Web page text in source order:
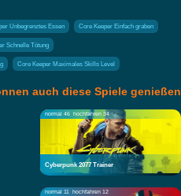
Unbegrenztes Essen Core Keeper Einfach graben
Schnelle Tötung
Core Keeper Maximales Skills Level
auch diese Spiele genießen
normal 46 hochfahren 34
Cyberpunk 2077 Trainer
normal 11 hochfahren 12